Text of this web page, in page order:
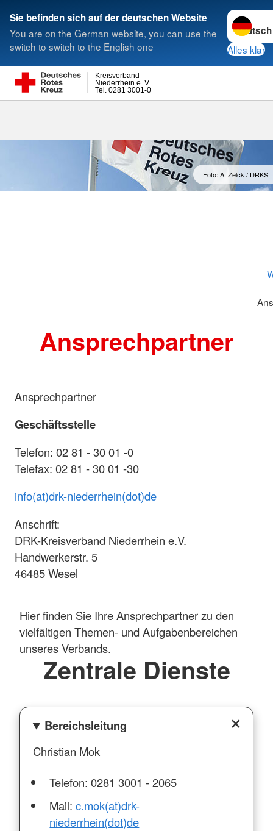
Sie befinden sich auf der deutschen Website
You are on the German website, you can use the
switch to switch to the English one
Sprache
Alles klar
Tel. 0281 3001-0
Niederrhein e. V.
Kreisverband
Suche
Foto: A. Zelck / DRKS
Ansprechpartner
Ansprechpartner
Geschäftsstelle
Telefon: 02 81 - 30 01 -0
Telefax: 02 81 - 30 01 -30
info(at)drk-niederrhein(dot)de
Anschrift:
DRK-Kreisverband Niederrhein e.V.
Handwerkerstr. 5
46485 Wesel
Hier finden Sie Ihre Ansprechpartnerzu den
vielfältigen Themen- und Aufgabenbereichen
unseres Verbands.
Zentrale Dienste
Bereichsleitung
Christian Mok
Telefon: 0281 3001 - 2065
Mail:c.mok(at)drk-
niederrhein(dot)de